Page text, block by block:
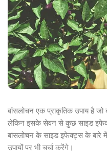
बांसलोचन एक प्राकृतिक उपाय है
लेकिन इसके सेवन से कुछ साइड
बांसलोचन के साइड इफेक्ट्स के बारे
उपायों पर भी चर्चा करेंगे।